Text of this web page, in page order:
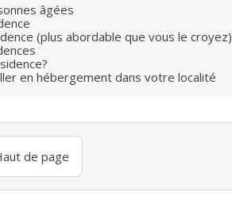
âgées
(plus abordable que vous le croyez)
en hébergement dans votre localité
de page